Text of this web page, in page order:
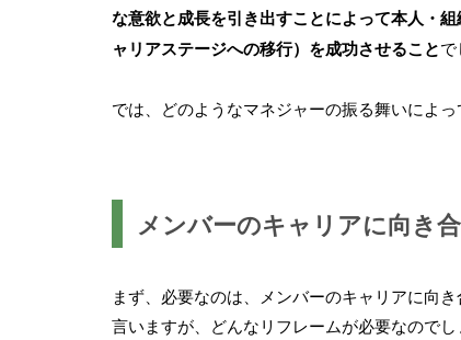
な意欲と成長を引き出すことによって本人・
ャリアステージへの移行）を成功させることで
では、どのようなマネジャーの振る舞いによ
メンバーのキャリアに向き
まず、必要なのは、メンバーのキャリアに向
言いますが、どんなリフレームが必要なのでし